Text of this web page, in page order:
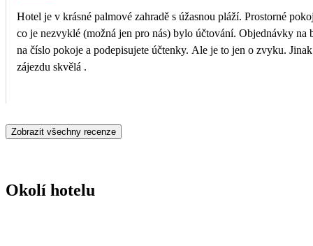
Hotel je v krásné palmové zahradě s úžasnou pláží. Prostorné pokoje s
co je nezvyklé (možná jen pro nás) bylo účtování. Objednávky na
na číslo pokoje a podepisujete účtenky. Ale je to jen o zvyku.
zájezdu skvělá .
Zobrazit všechny recenze
Okolí hotelu